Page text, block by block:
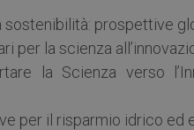
sostenibilità: prospettive
per la scienza
la Scienza verso
per il risparmio idrico ed